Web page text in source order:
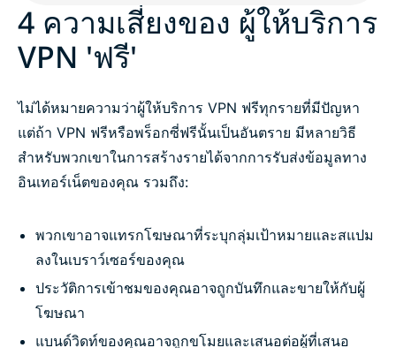
4 ความเสี่ยงของ ผู้ให้บริการ
VPN 'ฟรี'
ไม่ได้หมายความว่าผู้ให้บริการ VPN ฟรีทุกรายที่มีปัญหา
แต่ถ้า VPN ฟรีหรือพร็อกซี่ฟรีนั้นเป็นอันตราย มีหลายวิธี
สำหรับพวกเขาในการสร้างรายได้จากการรับส่งข้อมูลทาง
อินเทอร์เน็ตของคุณ รวมถึง:
พวกเขาอาจแทรกโฆษณาที่ระบุกลุ่มเป้าหมายและสแปม
ลงในเบราว์เซอร์ของคุณ
ประวัติการเข้าชมของคุณอาจถูกบันทึกและขายให้กับผู้
โฆษณา
แบนด์วิดท์ของคุณอาจถูกขโมยและเสนอต่อผู้ที่เสนอ